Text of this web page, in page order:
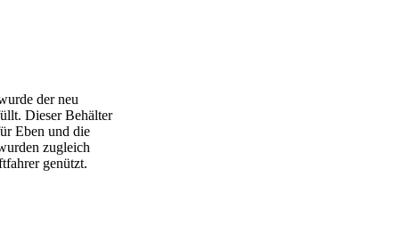
der neu
Dieser Behälter
Eben und die
zugleich
genützt.